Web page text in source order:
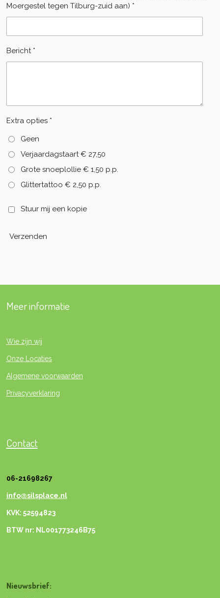
Moergestel tegen Tilburg-zuid aan) *
Bericht *
Extra opties *
Geen
Verjaardagstaart € 27,50
Grote snoeplollie € 1,50 p.p.
Glittertattoo € 2,50 p.p.
Stuur mij een kopie
Verzenden
Meer informatie
Wie zijn wij
Onze Locaties
Algemene voorwaarden
Privacyverklaring
Contact
06-21698267
info@silsplace.nl
KVK: 52594823
BTW nr: NL001773246B75
Nieuwsbrief: